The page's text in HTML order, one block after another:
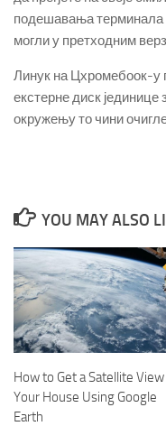
подешавања терминала
могли у претходним
Линук на Цхромебоок-у
екстерне диск
окружењу то чини
YOU MAY ALSO
How to Get a Satellite
Your House Using Google
Earth